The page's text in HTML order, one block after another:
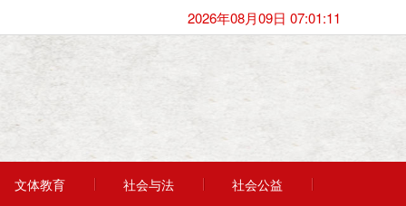
2026年08月09日 07:01:11
文体教育 社会与法
社会公益